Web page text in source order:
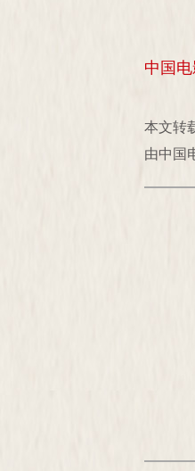
中国
本文转
由中国